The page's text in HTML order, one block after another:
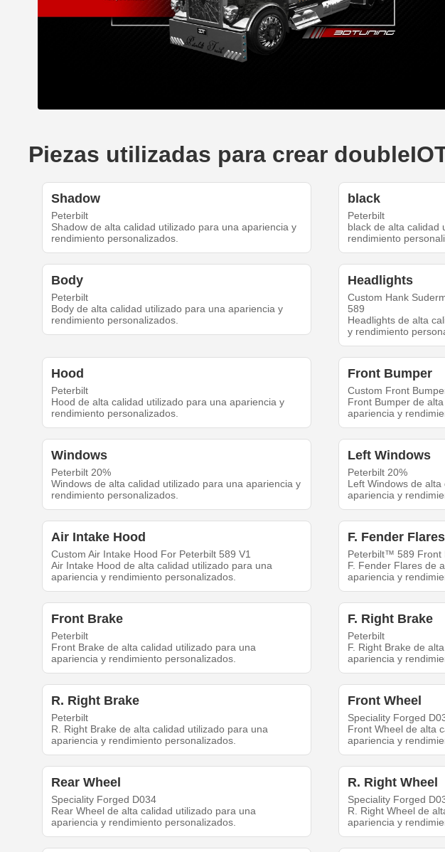
Piezas utilizadas para crear
Shadow
Peterbilt
Shadow de alta calidad utilizado para una apariencia y
rendimiento personalizados.
black
Peterbilt
black de alta calidad
rendimiento
Body
Peterbilt
Body de alta calidad utilizado para una apariencia y
rendimiento personalizados.
Headlights
Custom Hank
589
Headlights de alta
y rendimiento
Hood
Peterbilt
Hood de alta calidad utilizado para una apariencia y
rendimiento personalizados.
Front Bumper
Custom Front
Front Bumper de
apariencia y
Windows
Peterbilt 20%
Windows de alta calidad utilizado para una apariencia y
rendimiento personalizados.
Left Windows
Peterbilt 20%
Left Windows de
apariencia y
Air Intake Hood
Custom Air Intake Hood For Peterbilt 589 V1
Air Intake Hood de alta calidad utilizado para una
apariencia y rendimiento personalizados.
F. Fender Flares
Peterbilt™ 589 Front
F. Fender Flares de
apariencia y
Front Brake
Peterbilt
Front Brake de alta calidad utilizado para una
apariencia y rendimiento personalizados.
F. Right Brake
Peterbilt
F. Right Brake de
apariencia y
R. Right Brake
Peterbilt
R. Right Brake de alta calidad utilizado para una
apariencia y rendimiento personalizados.
Front Wheel
Speciality Forged
Front Wheel de alta
apariencia y
Rear Wheel
Speciality Forged D034
Rear Wheel de alta calidad utilizado para una
apariencia y rendimiento personalizados.
R. Right Wheel
Speciality Forged
R. Right Wheel de
apariencia y